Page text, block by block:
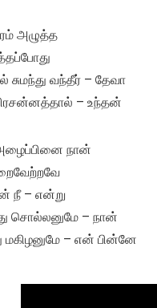
அழுத்த
வந்தீர் – தேவா
– உந்தன்
நான்
நீ – என்று
சொல்லனுமே – நான்
மகிழனுமே – என் பின்னே